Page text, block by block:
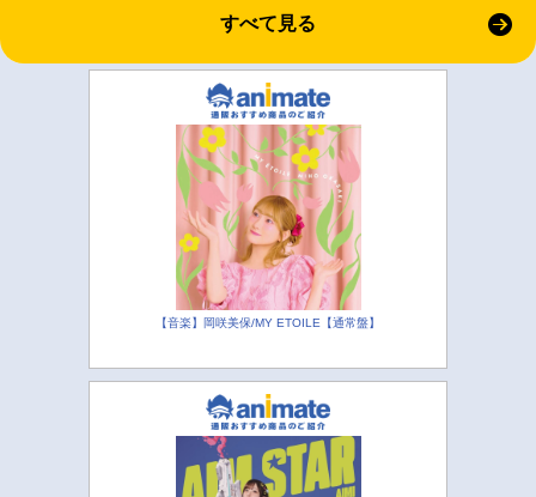
すべて見る
【音楽】岡咲美保/MY ETOILE【通常盤】